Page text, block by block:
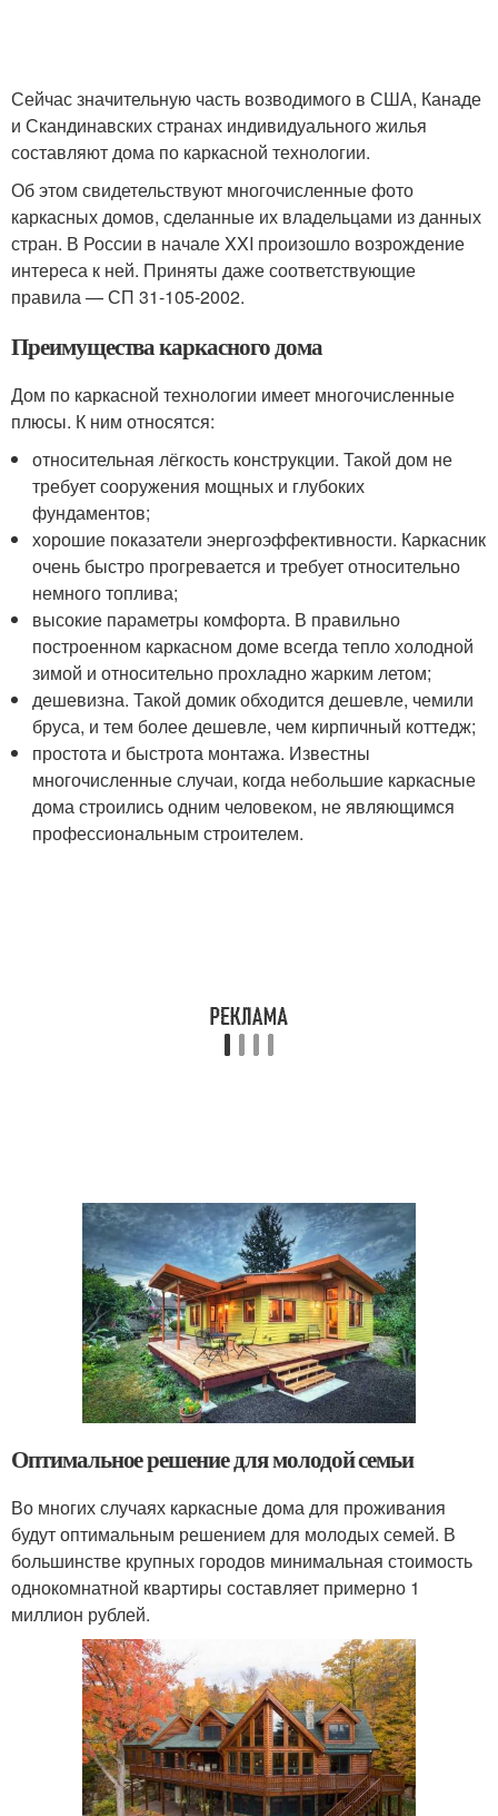
Сейчас значительную часть возводимого в США, Канаде
и Скандинавских странах индивидуального жилья
составляют дома по каркасной технологии.
Об этом свидетельствуют многочисленные фото
каркасных домов, сделанные их владельцами из данных
стран. В России в начале XXI произошло возрождение
интереса к ней. Приняты даже соответствующие
правила — СП 31-105-2002.
Преимущества каркасного дома
Дом по каркасной технологии имеет многочисленные
плюсы. К ним относятся:
относительная лёгкость конструкции. Такой дом не
требует сооружения мощных и глубоких
фундаментов;
хорошие показатели энергоэффективности. Каркасник
очень быстро прогревается и требует относительно
немного топлива;
высокие параметры комфорта. В правильно
построенном каркасном доме всегда тепло холодной
зимой и относительно прохладно жарким летом;
дешевизна. Такой домик обходится дешевле, чемили
бруса, и тем более дешевле, чем кирпичный коттедж;
простота и быстрота монтажа. Известны
многочисленные случаи, когда небольшие каркасные
дома строились одним человеком, не являющимся
профессиональным строителем.
Оптимальное решение для молодой семьи
Во многих случаях каркасные дома для проживания
будут оптимальным решением для молодых семей. В
большинстве крупных городов минимальная стоимость
однокомнатной квартиры составляет примерно 1
миллион рублей.